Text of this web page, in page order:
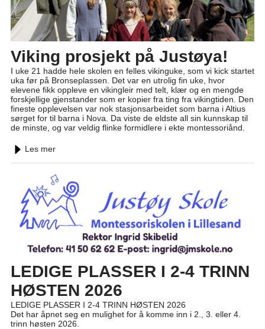
Viking prosjekt på Justøya!
I uke 21 hadde hele skolen en felles vikinguke, som vi kick startet
uka før på Bronseplassen. Det var en utrolig fin uke, hvor
elevene fikk oppleve en vikingleir med telt, klær og en mengde
forskjellige gjenstander som er kopier fra ting fra vikingtiden. Den
fineste opplevelsen var nok stasjonsarbeidet som barna i Altius
sørget for til barna i Nova. Da viste de eldste all sin kunnskap til
de minste, og var veldig flinke formidlere i ekte montessoriånd.
Les mer
LEDIGE PLASSER I 2-4 TRINN
HØSTEN 2026
LEDIGE PLASSER I 2-4 TRINN HØSTEN 2026
Det har åpnet seg en mulighet for å komme inn i 2., 3. eller 4.
trinn høsten 2026.